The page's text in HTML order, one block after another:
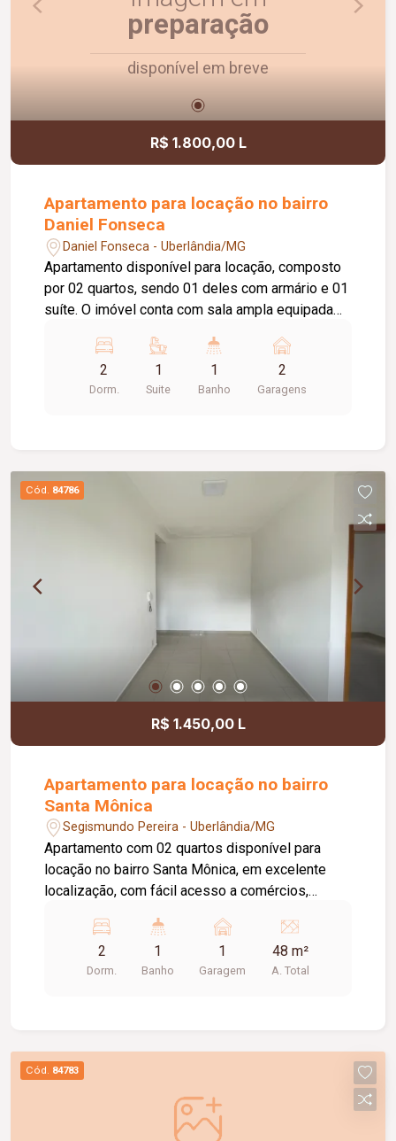
preparação
disponível em breve
R$ 1.800,00 L
Apartamento para locação no bairro
Daniel Fonseca
Daniel Fonseca - Uberlândia/MG
Apartamento disponível para locação, composto
por 02 quartos, sendo 01 deles com armário e 01
suíte. O imóvel conta com sala ampla equipada
armários, cooktop e sugar, área de serviço com
armário, banheiro social com box em vidro e
armário. Possui ainda 02 vagas de garagem,
2
Dorm.
1
Suite
1
Banho
2
Garagens
Cód. 84786
R$ 1.450,00 L
Apartamento para locação no bairro
Santa Mônica
Segismundo Pereira - Uberlândia/MG
Apartamento com 02 quartos disponível para
locação no bairro Santa Mônica, em excelente
localização, com fácil acesso a comércios,
da região. O imóvel dispõe de sala aconchegante,
cozinha funcional, banheiro social, área de
serviço e 01 vaga de garagem, oferecendo
previsibilidade nos custos mensais. Uma
excelente oportunidade para quem busca um
imóvel bem localizado e pronto para morar.
2
Dorm.
1
Banho
1
Garagem
48 m²
A. Total
Cód. 84783